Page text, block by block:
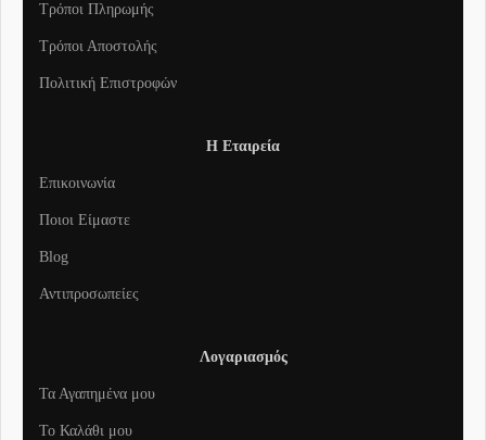
Τρόποι Πληρωμής
Τρόποι Αποστολής
Πολιτική Επιστροφών
Η Εταιρεία
Επικοινωνία
Ποιοι Είμαστε
Blog
Αντιπροσωπείες
Λογαριασμός
Τα Αγαπημένα μου
To Καλάθι μου